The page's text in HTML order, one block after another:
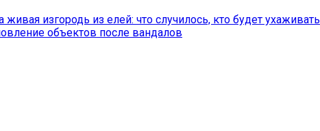
изгородь из елей: что случилось, кто будет ухаживать
объектов после вандалов